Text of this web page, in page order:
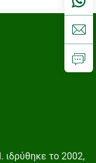
ιδρύθηκε το 2002,